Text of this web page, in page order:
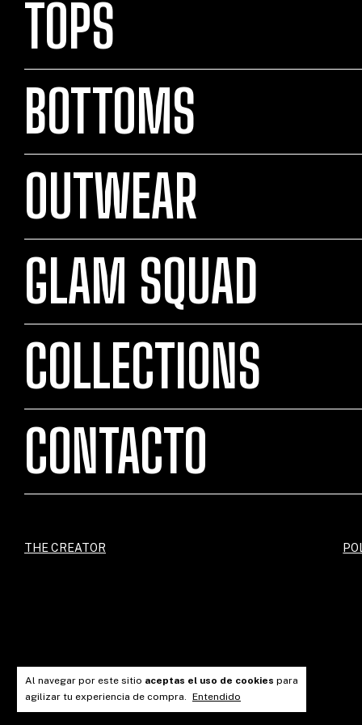
Al navegar por este sitio aceptas el uso de cookies para
agilizar tu experiencia de compra. Entendido
TOPS
BOTTOMS
OUTWEAR
GLAM SQUAD
COLLECTIONS
CONTACTO
THE CREATOR